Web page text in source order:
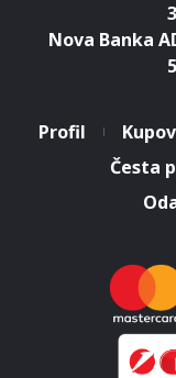
Nova Banka
Profil
Česta